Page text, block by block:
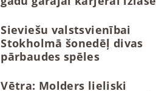
Sieviešu valstsvienībai
Stokholmā šonedēļ divas
pārbaudes spēles
Vētra: Molders lieliski